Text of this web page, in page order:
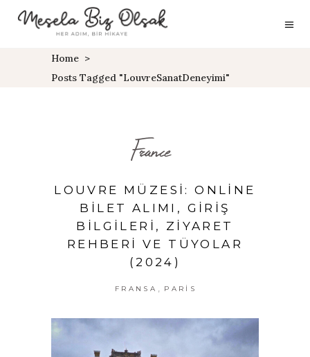
Home >
Posts Tagged "LouvreSanatDeneyimi"
France
LOUVRE MÜZESI: ONLINE
BILET ALIMI, GIRIŞ
BILGILERI, ZIYARET
REHBERI VE TÜYOLAR
(2024)
FRANSA PARIS